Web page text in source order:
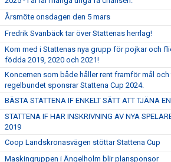
Årsmöte onsdagen den 5 mars
Fredrik Svanbäck tar över Stattenas herrlag!
Kom med i Stattenas nya grupp för pojkar och
födda 2019, 2020 och 2021!
Koncernen som både håller rent framför mål och
regelbundet sponsrar Stattena Cup 2024.
BÄSTA STATTENA IF ENKELT SÄTT ATT TJÄNA
STATTENA IF HAR INSKRIVNING AV NYA
2019
Coop Landskronasvägen stöttar Stattena Cup
Maskingruppen i Ängelholm blir plansponsor